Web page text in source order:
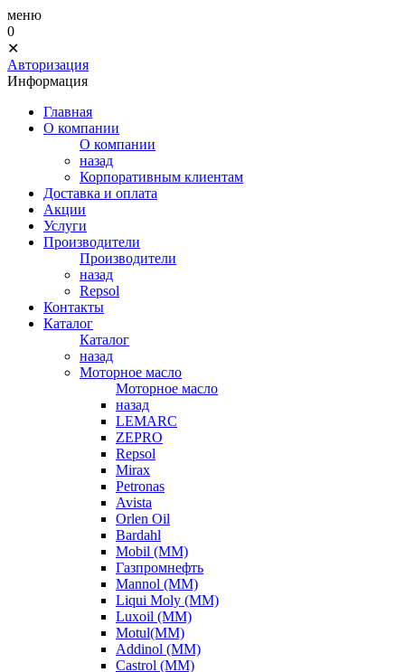
меню
0
✕
Авторизация
Информация
Главная
О компании
О компании
назад
Корпоративным клиентам
Доставка и оплата
Акции
Услуги
Производители
Производители
назад
Repsol
Контакты
Каталог
Каталог
назад
Моторное масло
Моторное масло
назад
LEMARC
ZEPRO
Repsol
Mirax
Petronas
Avista
Orlen Oil
Bardahl
Mobil (ММ)
Газпромнефть
Mannol (ММ)
Liqui Moly (ММ)
Luxoil (ММ)
Motul(ММ)
Addinol (ММ)
Castrol (ММ)